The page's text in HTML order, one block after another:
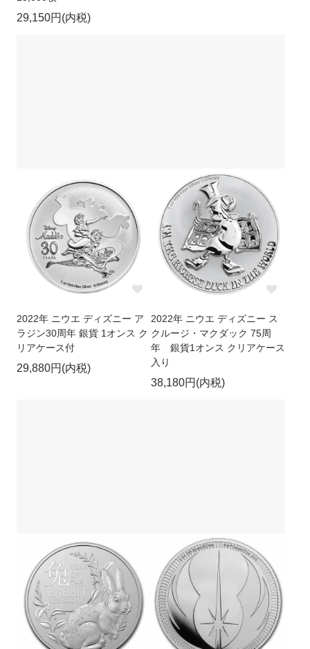
29,150円(内税)
2022年 ニウエ ディズニー ア
ラジン30周年 銀貨 1オンス ク
リアケース付
29,880円(内税)
2022年 ニウエ ディズニー ス
クルージ・マクダック 75周
年 銀貨1オンス クリアケース
入り
38,180円(内税)